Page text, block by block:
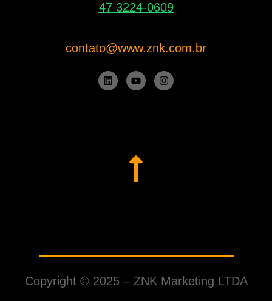
47 3224-0609
contato@www.znk.com.br
Copyright © 2025 – ZNK Marketing LTDA